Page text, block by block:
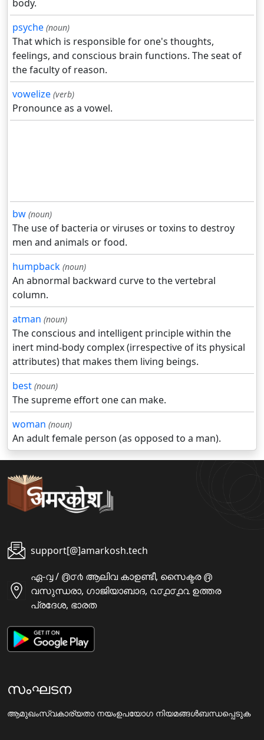
body.
psyche (noun)
That which is responsible for one's thoughts,
feelings, and conscious brain functions. The seat of
the faculty of reason.
vowelize (verb)
Pronounce as a vowel.
bw (noun)
The use of bacteria or viruses or toxins to destroy
men and animals or food.
humpback (noun)
An abnormal backward curve to the vertebral
column.
atman (noun)
The conscious and intelligent principle within the
inert mind-body complex (irrespective of its physical
attributes) that makes them living beings.
best (noun)
The supreme effort one can make.
woman (noun)
An adult female person (as opposed to a man).
support[@]amarkosh.tech
ഏ-൮ / ൫൦൪ ആലിവ കാഉണ്ടീ, സൈക്ടര ൫
വസുന്ധരാ, ഗാജിയാബാദ, ൨൦൧൦൧൨ ഉത്തര
പ്രദേശ, ഭാരത
സംഘടന
ആമുഖംസ്വകാര്യതാ നയംഉപയോഗ നിയമങ്ങൾബന്ധപ്പെടുക